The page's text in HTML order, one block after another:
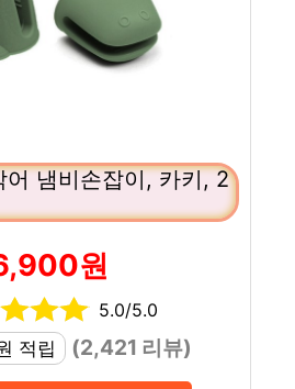
어 냄비손잡이, 카키, 2
원
5.0/5.0
적립
(2,421 리뷰)